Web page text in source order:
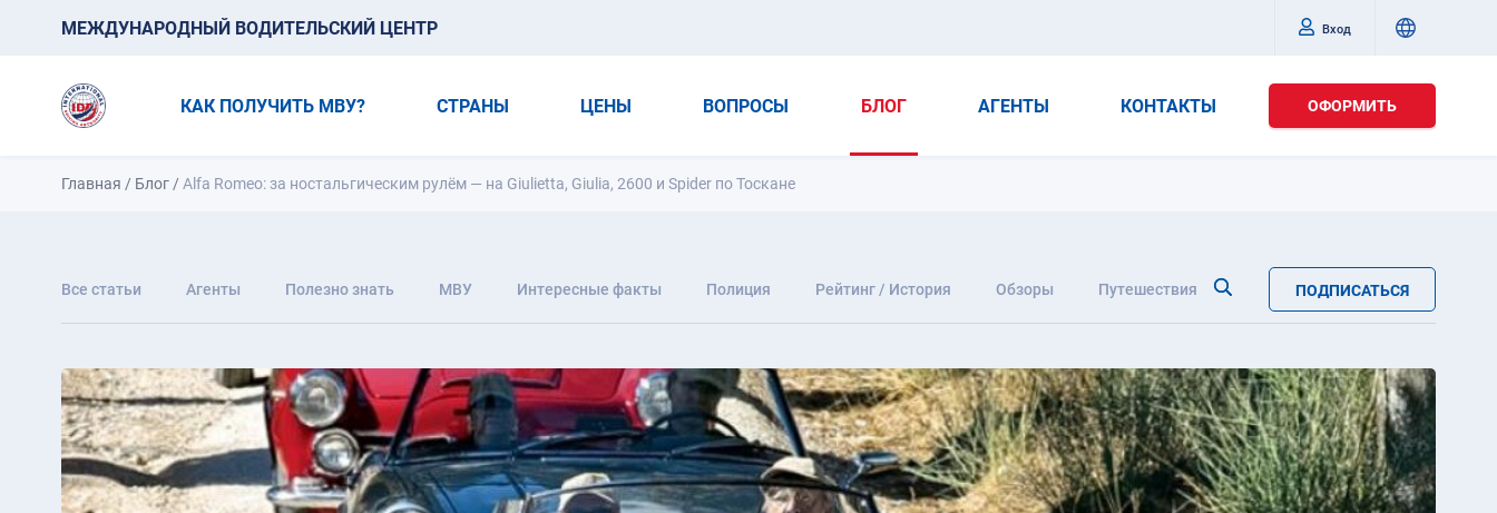
МЕЖДУНАРОДНЫЙ ВОДИТЕЛЬСКИЙ ЦЕНТР Вход
КАК ПОЛУЧИТЬ МВУ? СТРАНЫ ЦЕНЫ ВОПРОСЫ БЛОГ АГЕНТЫ КОНТАКТЫ ОФОРМИТЬ
Главная / Блог /Alfa Romeo: за ностальгическим рулём — на Giulietta, Giulia, 2600 и Spider по Тоскане
Все статьи Агенты Полезно знать МВУ Интересные факты Полиция Рейтинг / История Обзоры Путешествия ПОДПИСАТЬСЯ